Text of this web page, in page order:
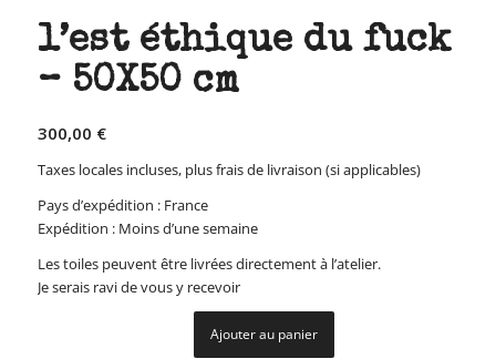
l’est éthique du fuck
– 50X50 cm
300,00 €
Taxes locales incluses, plus frais de livraison (si applicables)
Pays d’expédition : France
Expédition : Moins d’une semaine
Les toiles peuvent être livrées directement à l’atelier.
Je serais ravi de vous y recevoir
Ajouter au panier